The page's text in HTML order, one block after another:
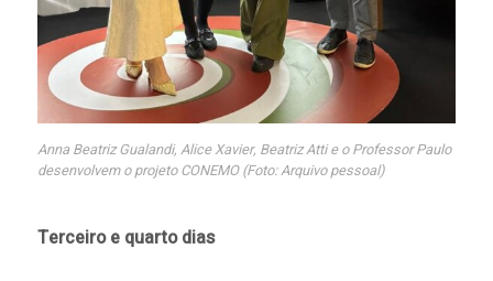
Anna Beatriz Gualandi, Alice Xavier, Beatriz Atti e o Professor Paulo
desenvolvem o projeto CONEMO (Foto: Arquivo pessoal)
Terceiro e quarto dias